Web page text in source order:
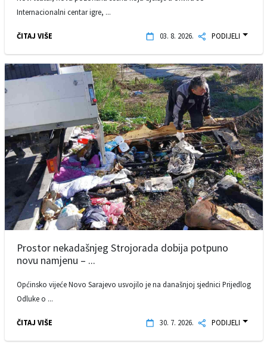
Internacionalni centar igre, ...
ČITAJ VIŠE 03. 8. 2026. PODIJELI
Prostor nekadašnjeg Strojorada dobija potpuno
novu namjenu – ...
Općinsko vijeće Novo Sarajevo usvojilo je na današnjoj sjednici Prijedlog
Odluke o ...
ČITAJ VIŠE 30. 7. 2026. PODIJELI